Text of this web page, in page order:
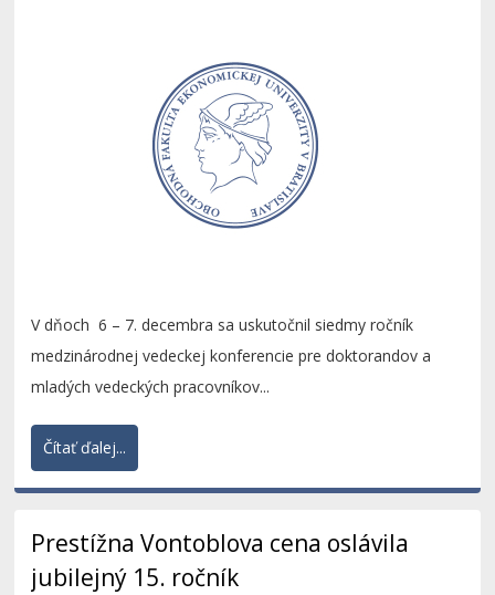
V dňoch 6 – 7. decembra sa uskutočnil siedmy ročník
medzinárodnej vedeckej konferencie pre doktorandov a
mladých vedeckých pracovníkov...
Čítať ďalej...
Prestížna Vontoblova cena oslávila
jubilejný 15. ročník